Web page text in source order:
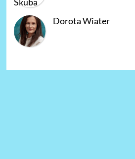
Dorota Wiater